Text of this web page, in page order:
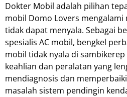
Dokter Mobil adalah pilihan
mobil Domo Lovers mengalami
tidak dapat menyala. Sebagai
spesialis AC mobil, bengkel
mobil tidak nyala di
keahlian dan peralatan yang
mendiagnosis dan
masalah sistem pendingin